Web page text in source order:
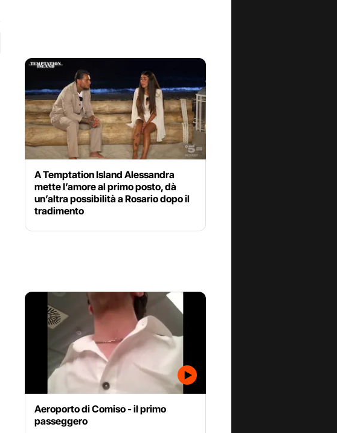
A Temptation Island Alessandra
mette l’amore al primo posto, dà
un’altra possibilità a Rosario dopo il
tradimento
Aeroporto di Comiso - il primo
passeggero